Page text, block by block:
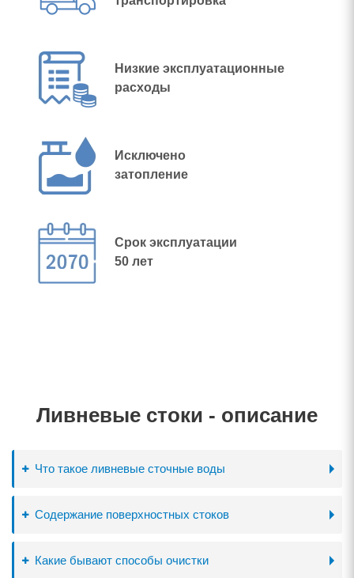
Низкие эксплуатационные
расходы
Исключено
затопление
Срок эксплуатации
50 лет
Ливневые стоки - описание
Что такое ливневые сточные воды
Содержание поверхностных стоков
Какие бывают способы очистки